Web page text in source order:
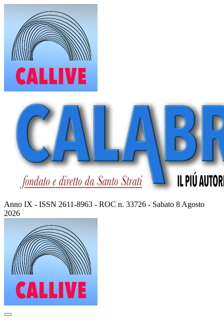
contenuto
Anno IX - ISSN 2611-8963 - ROC n. 33726 - Sabato 8 Agosto
2026